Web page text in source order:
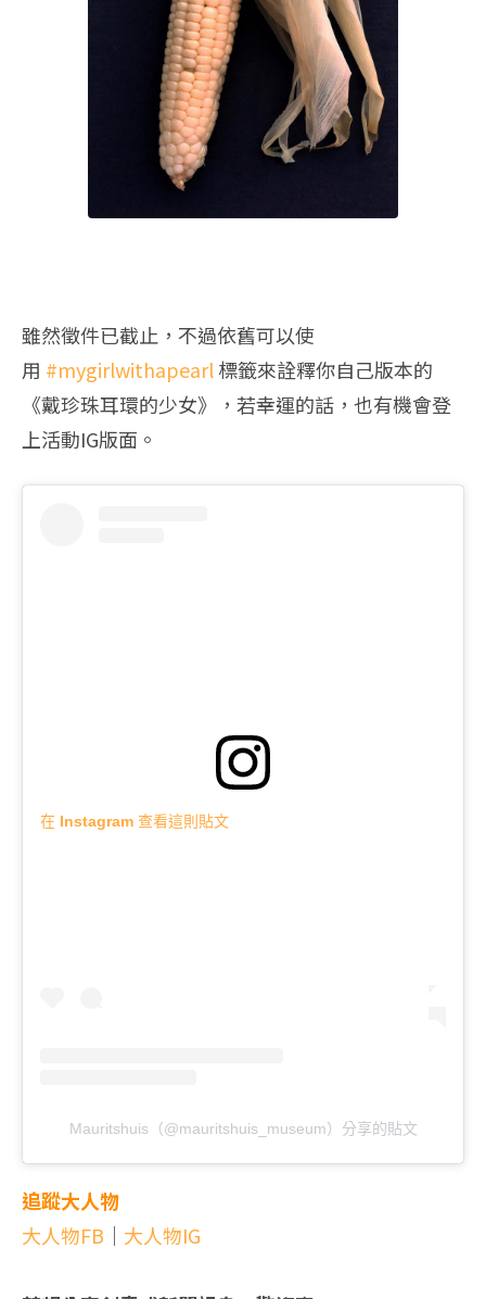
雖然徵件已截止，不過依舊可以使
用 #mygirlwithapearl標籤來詮釋你自己版本的
《戴珍珠耳環的少女》，若幸運的話，也有機會登
上活動IG版面。
在 Instagram 查看這則貼文
Mauritshuis（@mauritshuis_museum）分享的貼文
追蹤大人物
大人物FB ｜ 大人物IG